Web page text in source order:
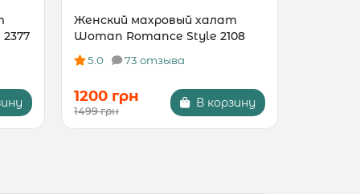
Женский махровый халат
Woman Romance Style 2108
5.0 73 отзыва
1200 грн
1499 грн
В корзину